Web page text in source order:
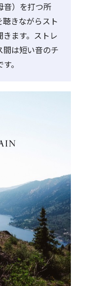
音）を打つ所
きながらスト
ます。ストレ
間は短い音のチ
。